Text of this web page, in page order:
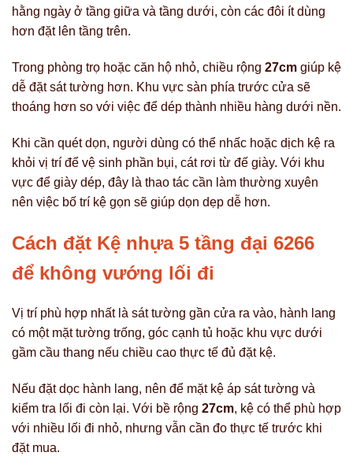
hằng ngày ở tầng giữa và tầng dưới, còn các đôi ít dùng
hơn đặt lên tầng trên.
Trong phòng trọ hoặc căn hộ nhỏ, chiều rộng 27cm giúp kệ
dễ đặt sát tường hơn. Khu vực sàn phía trước cửa sẽ
thoáng hơn so với việc để dép thành nhiều hàng dưới nền.
Khi cần quét dọn, người dùng có thể nhấc hoặc dịch kệ ra
khỏi vị trí để vệ sinh phần bụi, cát rơi từ đế giày. Với khu
vực để giày dép, đây là thao tác cần làm thường xuyên
nên việc bố trí kệ gọn sẽ giúp dọn dẹp dễ hơn.
Cách đặt Kệ nhựa 5 tầng đại 6266
để không vướng lối đi
Vị trí phù hợp nhất là sát tường gần cửa ra vào, hành lang
có một mặt tường trống, góc cạnh tủ hoặc khu vực dưới
gầm cầu thang nếu chiều cao thực tế đủ đặt kệ.
Nếu đặt dọc hành lang, nên để mặt kệ áp sát tường và
kiểm tra lối đi còn lại. Với bề rộng 27cm, kệ có thể phù hợp
với nhiều lối đi nhỏ, nhưng vẫn cần đo thực tế trước khi
đặt mua.